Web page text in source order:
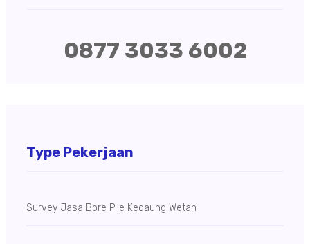
0877 3033 6002
Type Pekerjaan
Survey Jasa Bore Pile Kedaung Wetan